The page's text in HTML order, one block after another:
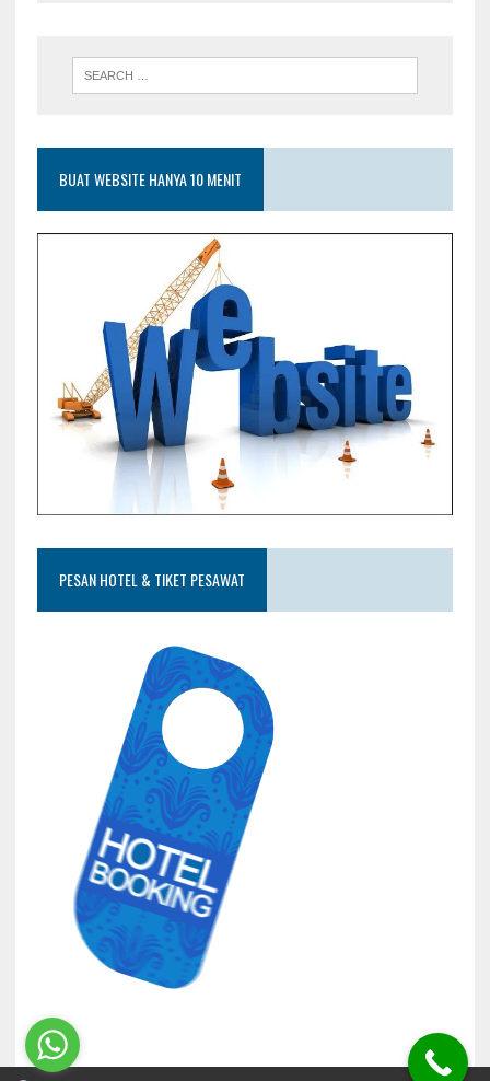
BUAT WEBSITE HANYA 10 MENIT
PESAN HOTEL & TIKET PESAWAT